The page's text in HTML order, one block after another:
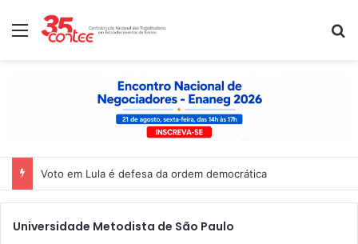
Menu
Voto em Lula é defesa da ordem democrática
Universidade Metodista de São Paulo